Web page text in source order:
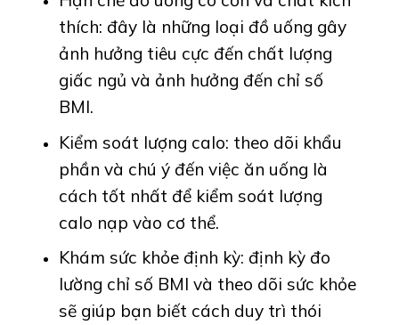
thích: đây là những loại đồ uống gây
ảnh hưởng tiêu cực đến chất lượng
giấc ngủ và ảnh hưởng đến chỉ số
BMI.
Kiểm soát lượng calo: theo dõi khẩu
phần và chú ý đến việc ăn uống là
cách tốt nhất để kiểm soát lượng
calo nạp vào cơ thể.
Khám sức khỏe định kỳ: định kỳ đo
lường chỉ số BMI và theo dõi sức khỏe
sẽ giúp bạn biết cách duy trì thói